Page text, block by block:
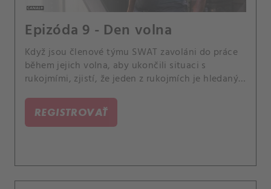
Epizóda 9 - Den volna
Když jsou členové týmu SWAT zavoláni do práce
během jejich volna, aby ukončili situaci s
rukojmími, zjistí, že jeden z rukojmích je hledaný
Briannu, poté co byla v nočním klubu zdrogována
a využívá svého dne volna, aby chytil sériového
násilníka.
REGISTROVAŤ